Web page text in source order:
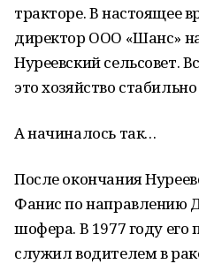
тракторе. В настоящее
директор ООО «Шанс»
Нуреевский сельсовет.
это хозяйство
А начиналось так…
После окончания
Фанис по направлению
шофера. В 1977 году его
служил водителем в